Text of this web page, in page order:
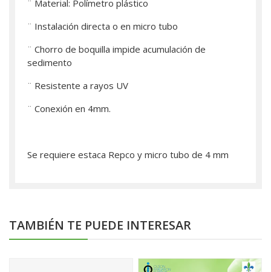
¨ Material: Polímetro plástico
¨ Instalación directa o en micro tubo
¨ Chorro de boquilla impide acumulación de
sedimento
¨ Resistente a rayos UV
¨ Conexión en 4mm.
Se requiere estaca Repco y micro tubo de 4 mm
TAMBIÉN TE PUEDE INTERESAR